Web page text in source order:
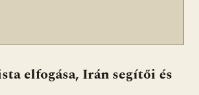
elfogása, Irán segítői és